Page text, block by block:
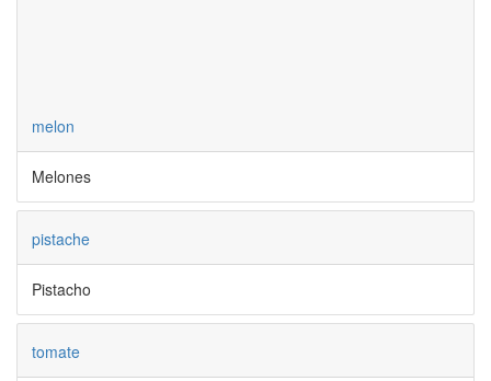
melon
Melones
pistache
Pistacho
tomate